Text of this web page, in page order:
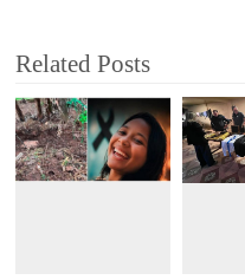
Related Posts